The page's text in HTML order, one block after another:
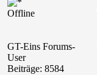
Offline
GT-Eins Forums-
User
Beiträge: 8584